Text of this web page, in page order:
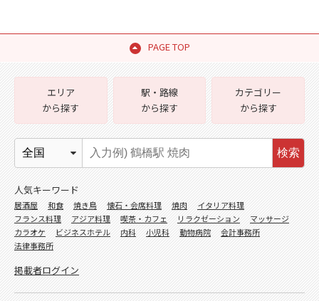
PAGE TOP
エリア
から探す
駅・路線
から探す
カテゴリー
から探す
検索
人気キーワード
居酒屋 和食 焼き鳥 懐石・会席料理 焼肉
イタリア料理
フランス料理
アジア料理 喫茶・カフェ リラクゼーション
マッサージ
カラオケ
ビジネスホテル 内科 小児科 動物病院
会計事務所
法律事務所
掲載者ログイン